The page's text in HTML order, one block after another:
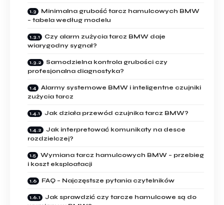
Minimalna grubość tarcz hamulcowych BMW
– tabela według modelu
Czy alarm zużycia tarcz BMW daje
wiarygodny sygnał?
Samodzielna kontrola grubości czy
profesjonalna diagnostyka?
Alarmy systemowe BMW i inteligentne czujniki
zużycia tarcz
Jak działa przewód czujnika tarcz BMW?
Jak interpretować komunikaty na desce
rozdzielczej?
Wymiana tarcz hamulcowych BMW – przebieg
i koszt eksploatacji
FAQ – Najczęstsze pytania czytelników
Jak sprawdzić czy tarcze hamulcowe są do